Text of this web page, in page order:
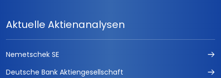
Aktuelle Aktienanalysen
Nemetschek SE
Deutsche Bank Aktiengesellschaft